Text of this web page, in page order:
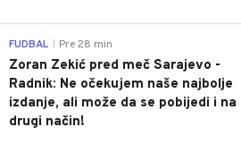
FUDBAL Pre 28 min
Zoran Zekić pred meč Sarajevo -
Radnik: Ne očekujem naše najbolje
izdanje, ali može da se pobijedi i na
drugi način!